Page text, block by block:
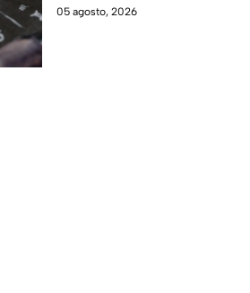
de agosto. ¿Será dinero o
05 agosto, 2026